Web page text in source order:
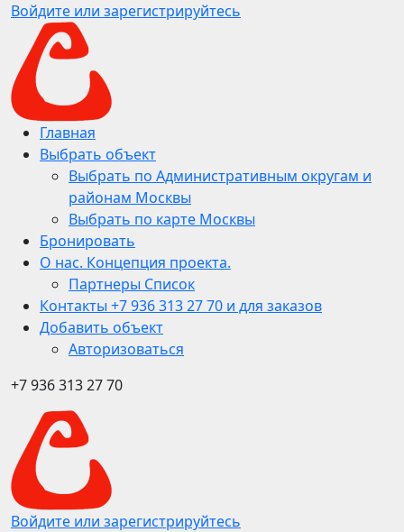
Войдите или зарегистрируйтесь
Главная
Выбрать объект
Выбрать по Административным округам и
районам Москвы
Выбрать по карте Москвы
Бронировать
О нас. Концепция проекта.
Партнеры Список
Контакты +7 936 313 27 70 и для заказов
Добавить объект
Авторизоваться
+7 936 313 27 70
Войдите или зарегистрируйтесь